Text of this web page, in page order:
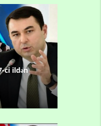
ci ildən